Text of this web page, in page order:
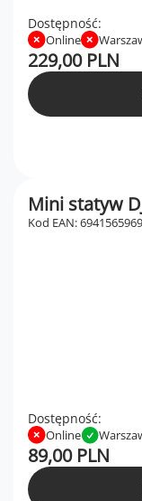
Dostępność:
Online
229,00 PLN
Mini statyw
Kod EAN:
Dostępność:
Online
89,00 PLN